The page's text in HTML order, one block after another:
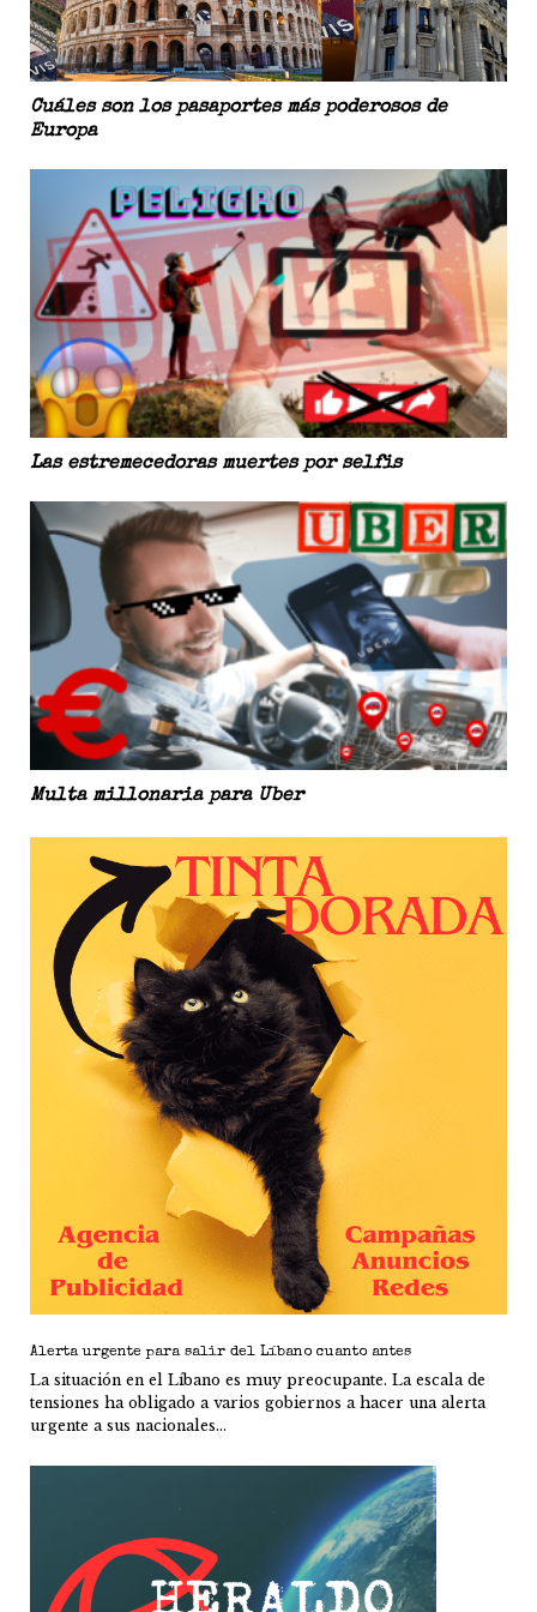
Cuáles son los pasaportes más poderosos de
Europa
Las estremecedoras muertes por selfis
Multa millonaria para Uber
Alerta urgente para salir del Líbano cuanto antes
La situación en el Líbano es muy preocupante. La escala de
tensiones ha obligado a varios gobiernos a hacer una alerta
urgente a sus nacionales...